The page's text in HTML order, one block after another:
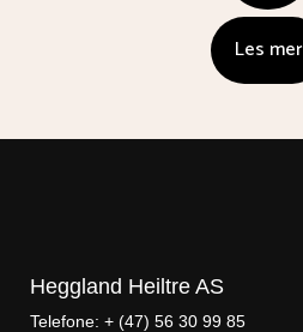
Les mer
Heggland Heiltre AS
Telefone: + (47) 56 30 99 85